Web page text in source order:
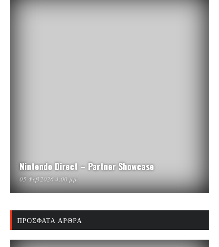
Nintendo Direct – Partner Showcase
05 Φεβ 2026 4:00 μμ
ΠΡΌΣΦΑΤΑ ΆΡΘΡΑ